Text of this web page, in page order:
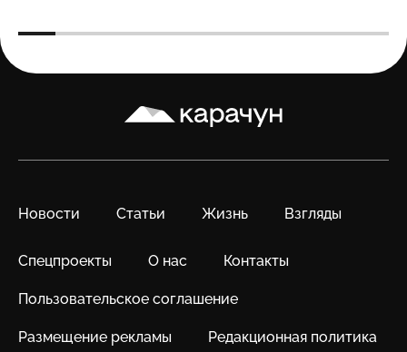
Карачун
Новости Статьи Жизнь Взгляды
Спецпроекты О нас Контакты
Пользовательское соглашение
Размещение рекламы Редакционная политика